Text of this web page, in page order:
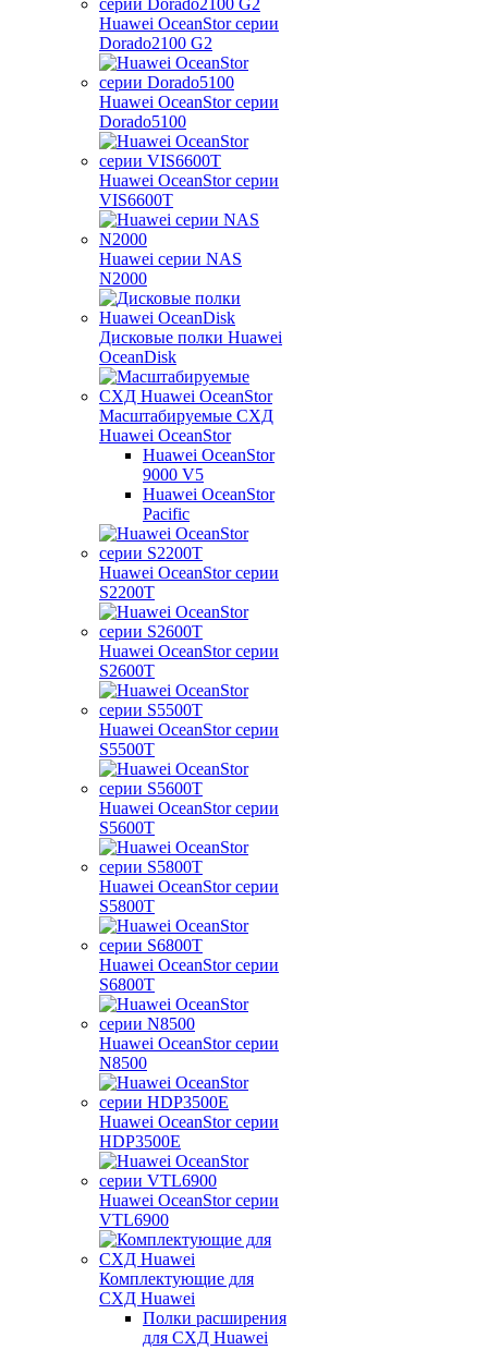
Huawei OceanStor серии
Dorado2100 G2
Huawei OceanStor серии
Dorado5100
Huawei OceanStor серии
VIS6600T
Huawei серии NAS
N2000
Дисковые полки Huawei
OceanDisk
Масштабируемые СХД
Huawei OceanStor
Huawei OceanStor
9000 V5
Huawei OceanStor
Pacific
Huawei OceanStor серии
S2200T
Huawei OceanStor серии
S2600T
Huawei OceanStor серии
S5500T
Huawei OceanStor серии
S5600T
Huawei OceanStor серии
S5800T
Huawei OceanStor серии
S6800T
Huawei OceanStor серии
N8500
Huawei OceanStor серии
HDP3500E
Huawei OceanStor серии
VTL6900
Комплектующие для
СХД Huawei
Полки расширения
для СХД Huawei